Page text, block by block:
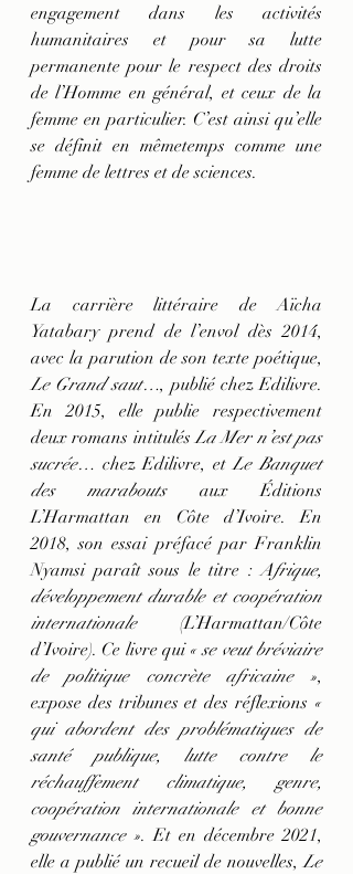
engagement dans les activités
humanitaires et pour sa lutte
permanente pour le respect des droits
de l’Homme en général, et ceux de la
femme en particulier. C’est ainsi qu’elle
se définit en mêmetemps comme une
femme de lettres et de sciences.
La carrière littéraire de Aïcha
Yatabary prend de l’envol dès 2014,
Le Grand saut…, publié chez Edilivre.
En 2015, elle publie respectivement
deux romans intitulés La Mer n’est pas
sucrée… chez Edilivre, et Le Banquet
des marabouts aux Éditions
L’Harmattan en Côte d’Ivoire. En
2018, son essai préfacé par Franklin
Nyamsi paraît sous le titre : Afrique,
développement durable et coopération
internationale (L’Harmattan/Côte
d’Ivoire). Ce livre qui « se veut bréviaire
de politique concrète africaine »,
expose des tribunes et des réflexions «
qui abordent des problématiques de
santé publique, lutte contre le
réchauffement climatique, genre,
coopération internationale et bonne
gouvernance ». Et en décembre 2021,
elle a publié un recueil de nouvelles, Le